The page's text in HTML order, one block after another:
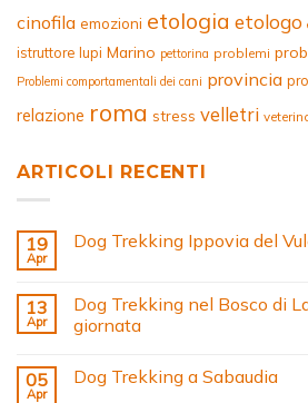
cinofila emozioni etologia etologo
istruttore lupi Marino pettorina problemi
Problemi comportamentali dei cani provincia
relazione roma stress velletri
ARTICOLI RECENTI
19
Apr
Dog Trekking Ippovia del
13
Apr
Dog Trekking nel Bosco di
giornata
05
Apr
Dog Trekking a Sabaudia